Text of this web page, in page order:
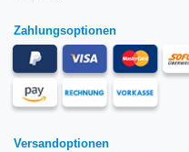
Zahlungsoptionen
Versandoptionen